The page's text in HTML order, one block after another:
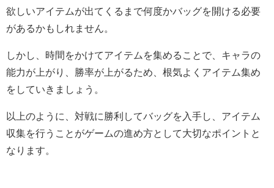
欲しいアイテムが出てくるまで何度かバッグを開ける必要
があるかもしれません。
しかし、時間をかけてアイテムを集めることで、キャラの
能力が上がり、勝率が上がるため、根気よくアイテム集め
をしていきましょう。
以上のように、対戦に勝利してバッグを入手し、アイテム
収集を行うことがゲームの進め方として大切なポイントと
なります。